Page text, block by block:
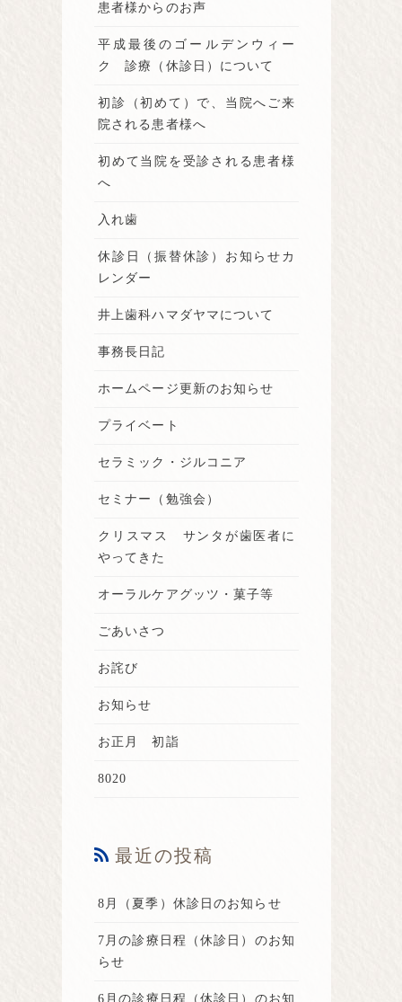
患者様からのお声
平成最後のゴールデンウィー
ク 診療（休診日）について
初診（初めて）で、当院へご来
院される患者様へ
初めて当院を受診される患者様
へ
入れ歯
休診日（振替休診）お知らせカ
レンダー
井上歯科ハマダヤマについて
事務長日記
ホームページ更新のお知らせ
プライベート
セラミック・ジルコニア
セミナー（勉強会）
クリスマス サンタが歯医者に
やってきた
オーラルケアグッツ・菓子等
ごあいさつ
お詫び
お知らせ
お正月 初詣
8020
最近の投稿
8月（夏季）休診日のお知らせ
7月の診療日程（休診日）のお知
らせ
6月の診療日程（休診日）のお知